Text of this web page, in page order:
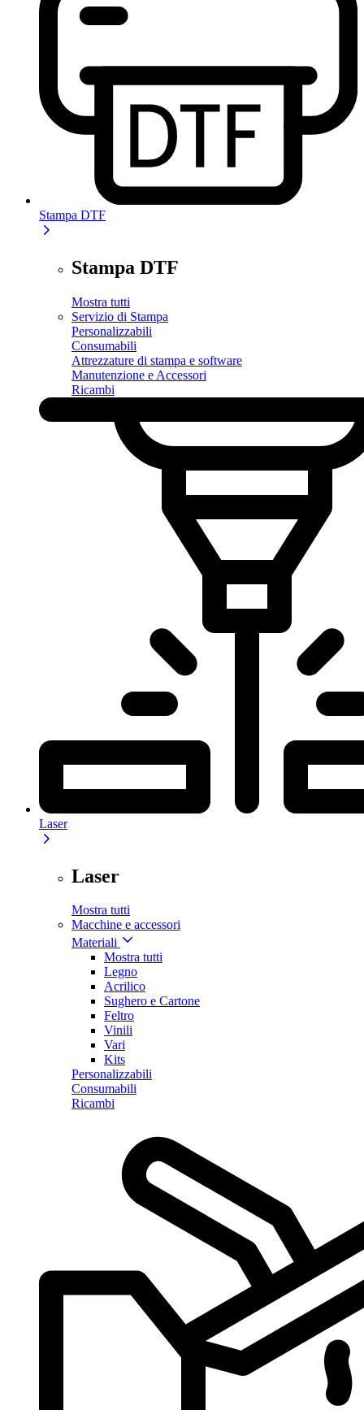
Stampa DTF
Stampa DTF
Mostra tutti
Servizio di Stampa
Personalizzabili
Consumabili
Attrezzature di stampa e software
Manutenzione e Accessori
Ricambi
Laser
Laser
Mostra tutti
Macchine e accessori
Materiali
Mostra tutti
Legno
Acrilico
Sughero e Cartone
Feltro
Vinili
Vari
Kits
Personalizzabili
Consumabili
Ricambi